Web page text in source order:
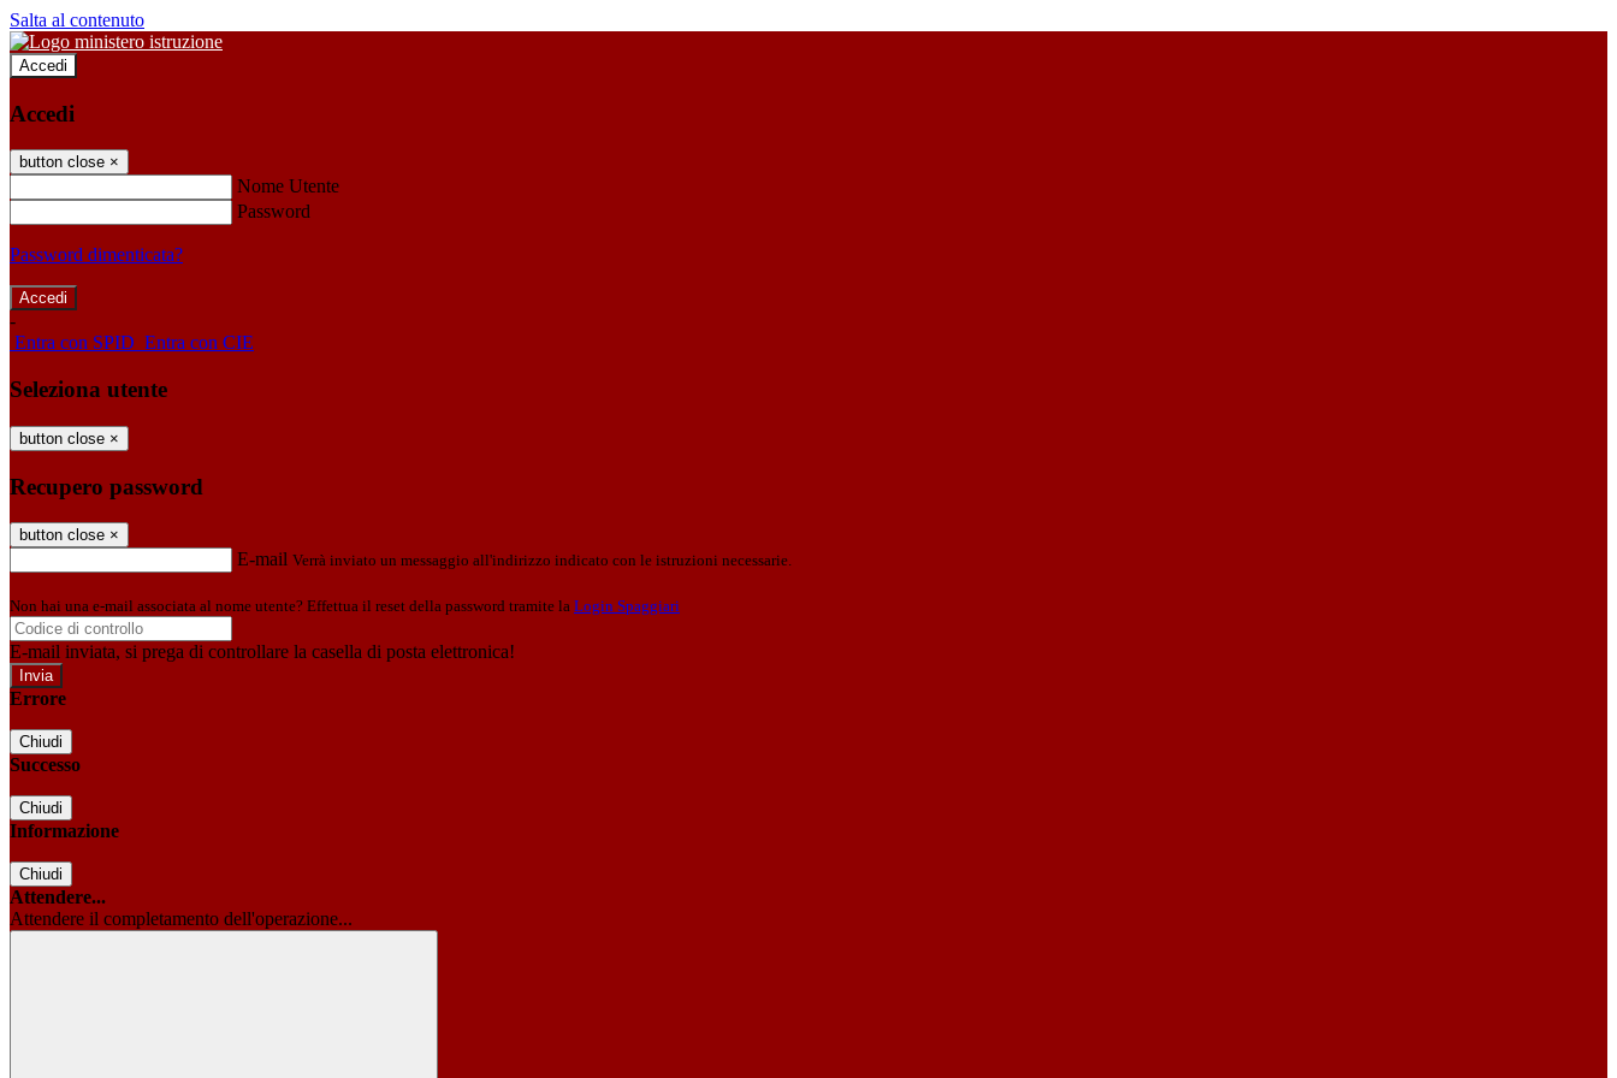
Salta al contenuto
Accedi
Accedi
button close ×
Nome Utente
Password
Password dimenticata?
-
Entra con SPID Entra con CIE
Seleziona utente
button close ×
Recupero password
button close ×
E-mail Verrà inviato un messaggio all'indirizzo indicato con le istruzioni necessarie.
Non hai una e-mail associata al nome utente? Effettua il reset della password tramite la Login Spaggiari
E-mail inviata, si prega di controllare la casella di posta elettronica!
Errore
Chiudi
Successo
Chiudi
Informazione
Chiudi
Attendere...
Attendere il completamento dell'operazione...